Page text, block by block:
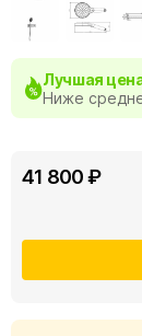
Лучшая
Ниже
41 800 ₽